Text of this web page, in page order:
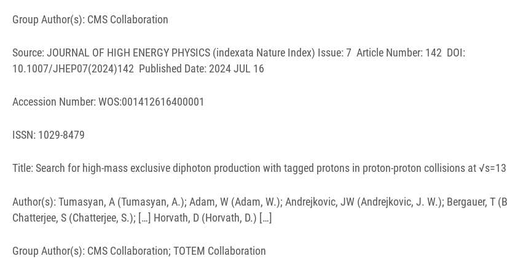
Group Author(s): CMS Collaboration
Source: JOURNAL OF HIGH ENERGY PHYSICS (indexata Nature Index) Issue: 7 Article Number: 142 DOI:
10.1007/JHEP07(2024)142 Published Date: 2024 JUL 16
Accession Number: WOS:001412616400001
ISSN: 1029-8479
Title: Search for high-mass exclusive diphoton production with tagged protons in proton-proton collisions at √s=13
Author(s): Tumasyan, A (Tumasyan, A.); Adam, W (Adam, W.); Andrejkovic, JW (Andrejkovic, J. W.); Bergauer, T
Chatterjee, S (Chatterjee, S.); […] Horvath, D (Horvath, D.) […]
Group Author(s): CMS Collaboration; TOTEM Collaboration